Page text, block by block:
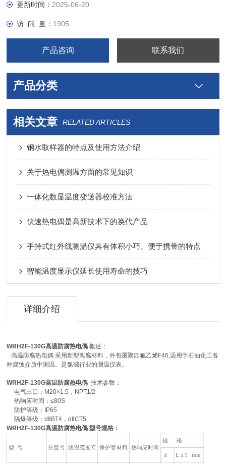
更新时间： 2025-06-20
访 问 量： 1905
产品咨询 联系我们
产品分类
相关文章 RELATED ARTICLES
钢水取样器的特点及使用方法介绍
关于热电偶测温方面的常见知识
一体化数显温度变送器校准方法
快速热电偶是高新技术下的换代产品
手持式红外线测温仪具有体积小巧、便于携带的特点
智能温度显示仪延长使用寿命的技巧
详细介绍
WRH2F-130G高温防腐热电偶概述：
高温防腐热电偶 采用新型离腐材料，外包覆聚四氟乙烯F46,适用于石油化工各
种腐蚀介质中测温。是氯碱行业的测温仪表。
WRH2F-130G高温防腐热电偶 技术参数：
电气出口：M20×1.5，NPT1/2
热响应时间：≤80S
防护等级：IP65
隔爆等级：dⅡBT4，dⅡCT5
WRH2F-130G高温防腐热电偶型号规格：
型 号 分度号 测温范围℃ 保护管材料 热响应时间
规 格
d
L x 1 mm